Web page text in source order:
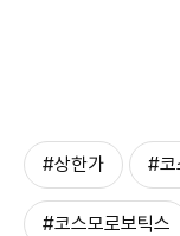
#상한가 #코
#코스모로보틱스